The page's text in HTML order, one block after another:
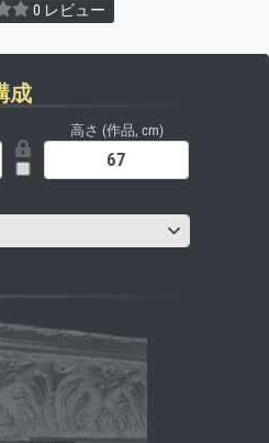
0 レビュー
成
高さ (作品, cm)